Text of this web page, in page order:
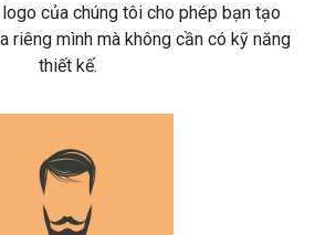
logo của chúng tôi cho phép bạn tạo
riêng mình mà không cần có kỹ năng
thiết kế.